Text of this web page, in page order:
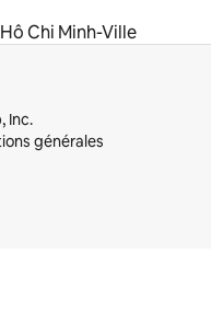
Hô Chi Minh-Ville
Inc.
générales